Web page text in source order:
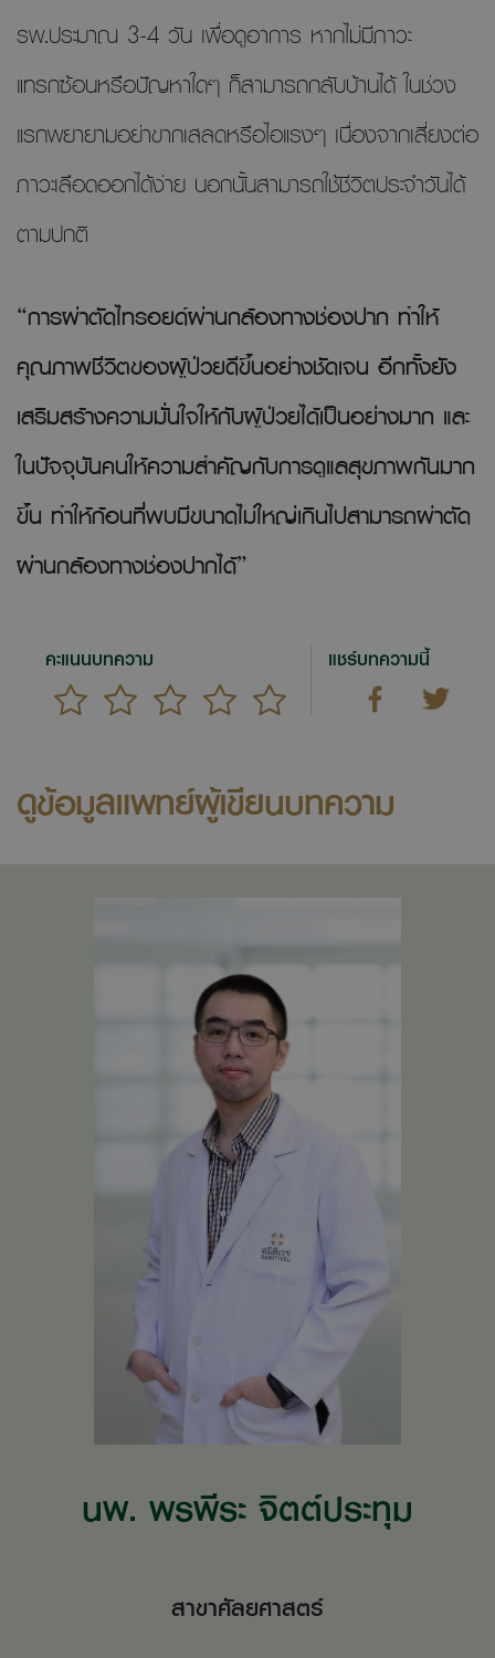
รพ.ประมาณ 3-4 วัน เพื่อดูอาการ หากไม่มีภาวะ
แทรกซ้อนหรือปัญหาใดๆ ก็สามารถกลับบ้านได้ ในช่วง
แรกพยายามอย่าขากเสลดหรือไอแรงๆ เนื่องจากเสี่ยงต่อ
ภาวะเลือดออกได้ง่าย นอกนั้นสามารถใช้ชีวิตประจำวันได้
ตามปกติ
“การผ่าตัดไทรอยด์ผ่านกล้องทางช่องปาก ทำให้
คุณภาพชีวิตของผู้ป่วยดีขึ้นอย่างชัดเจน อีกทั้งยัง
เสริมสร้างความมั่นใจให้กับผู้ป่วยได้เป็นอย่างมาก และ
ในปัจจุบันคนให้ความสำคัญกับการดูแลสุขภาพกันมาก
ขึ้น ทำให้ก้อนที่พบมีขนาดไม่ใหญ่เกินไปสามารถผ่าตัด
ผ่านกล้องทางช่องปากได้”
คะแนนบทความ แชร์บทความนี้
ดูข้อมูลแพทย์ผู้เขียนบทความ
นพ. พรพีระ จิตต์ประทุม
สาขาศัลยศาสตร์